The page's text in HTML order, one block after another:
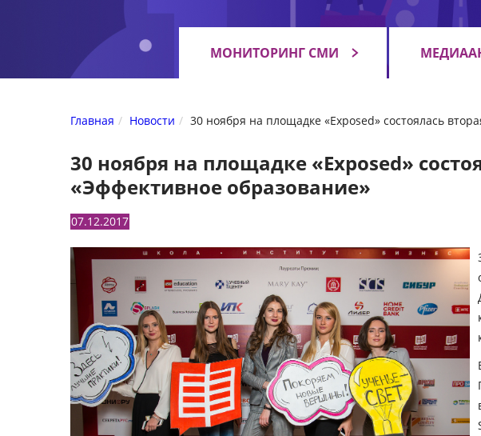
МОНИТОРИНГ СМИ
Главная Новости 30 ноября на площадке «Exposed» состоялась
30 ноября на площадке «Exposed»
«Эффективное образование»
07.12.2017